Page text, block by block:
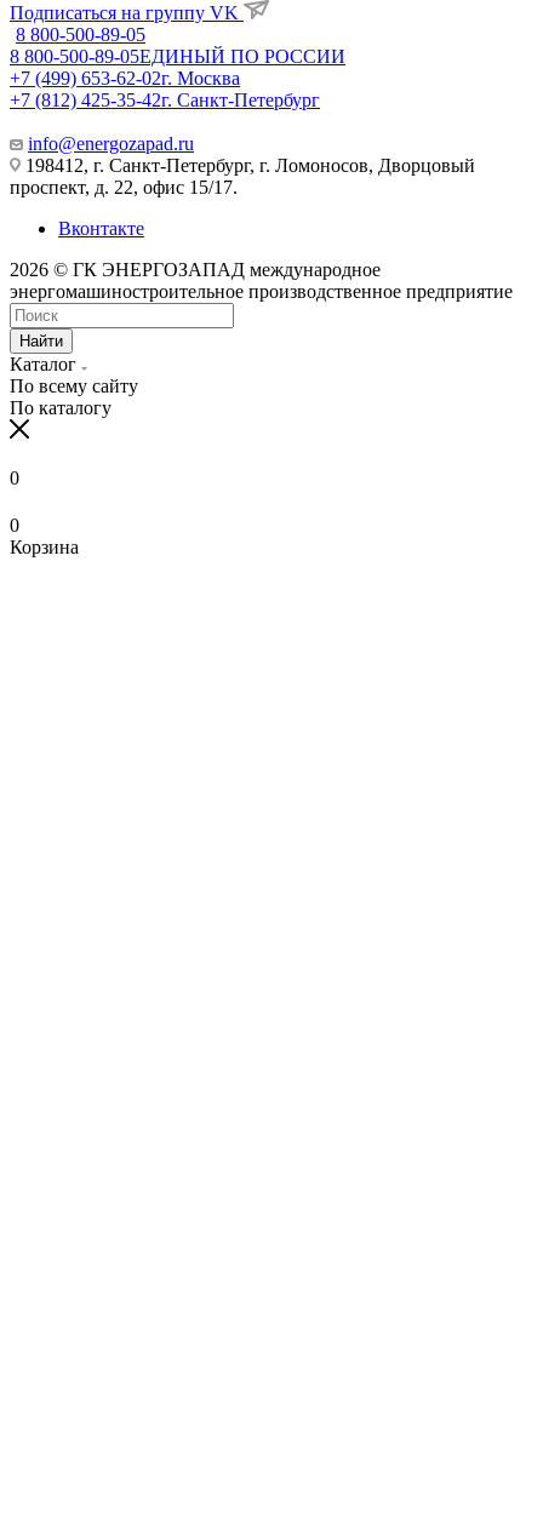
Подписаться на группу VK
8 800-500-89-05
8 800-500-89-05ЕДИНЫЙ ПО РОССИИ
+7 (499) 653-62-02г. Москва
+7 (812) 425-35-42г. Санкт-Петербург
info@energozapad.ru
198412, г. Санкт-Петербург, г. Ломоносов, Дворцовый
проспект, д. 22, офис 15/17.
Вконтакте
2026 © ГК ЭНЕРГОЗАПАД международное
энергомашиностроительное производственное предприятие
Найти
Каталог
По всему сайту
По каталогу
0
0
Корзина